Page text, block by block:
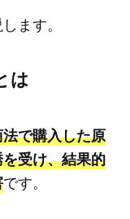
ます。
は
で購入した原
受け、結果的
です。